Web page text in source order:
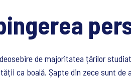
de majoritatea țărilor
ca boală. Șapte din zece sunt de